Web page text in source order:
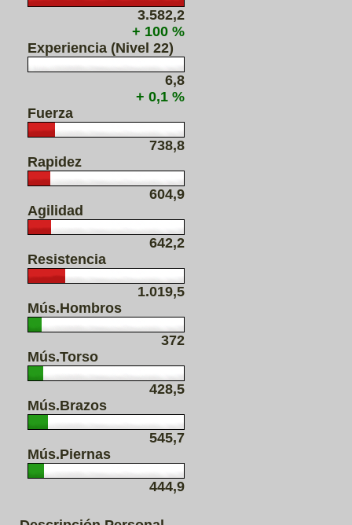
3.582,2
+ 100 %
Experiencia (Nivel 22)
6,8
+ 0,1 %
Fuerza
738,8
Rapidez
604,9
Agilidad
642,2
Resistencia
1.019,5
Mús.Hombros
372
Mús.Torso
428,5
Mús.Brazos
545,7
Mús.Piernas
444,9